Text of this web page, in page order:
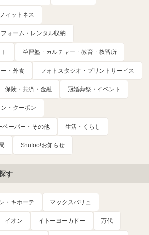
ィットネス
ォーム・レンタル収納
学習塾・カルチャー・教育・教習所
・外食 フォトスタジオ・プリントサービス
保険・共済・金融 冠婚葬祭・イベント
・クーポン
ペーパー・その他 生活・くらし
Shufoo!お知らせ
す
・キホーテ マックスバリュ
イオン イトーヨーカドー 万代